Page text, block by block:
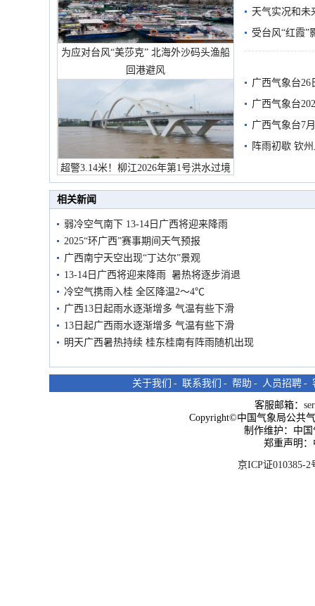
为应对台风“美莎克” 北海外沙码头渔船
回港避风
超警3.14米！柳江2026年第1号洪水过境
市民在堤岸见证汛况
天气实况和未
受台风“红霞”
有较强降雨
广西气象台26
广西气象台
预警
广西气象台7
阵雨初歇 钦
相关新闻
弱冷空气南下 13-14日广西将迎来降雨
2025“环广西”赛事期间天气预报
广西南宁天空出现“丁达尔”景观
13-14日广西将迎来降雨 暑热将逐步消退
冷空气携雨入桂 全区降温2～4℃
广西13日起雨水逐渐增多 气温有些下滑
13日起广西雨水逐渐增多 气温有些下滑
明天广西暑热持续 桂东桂南有阵雨随机出现
关于我们 - 联系我们 - 帮助 - 人员招聘 -
客服邮箱：
Copyright©中国气象局公共
制作维护：中
郑重声明
京ICP证010385-2